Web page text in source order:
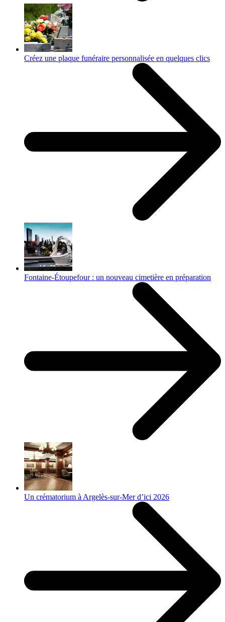
Créez une plaque funéraire personnalisée en quelques clics
Fontaine-Étoupefour : un nouveau cimetière en préparation
Un crématorium à Argelès-sur-Mer d’ici 2026